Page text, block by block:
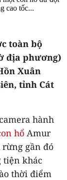
cao tốc...
toàn bộ
địa phương)
Xuân
tỉnh Cát
hành
hổ Amur
gần đó
tiện khác
thời điểm